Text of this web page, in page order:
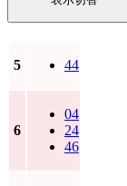
5 44
6
04
24
46